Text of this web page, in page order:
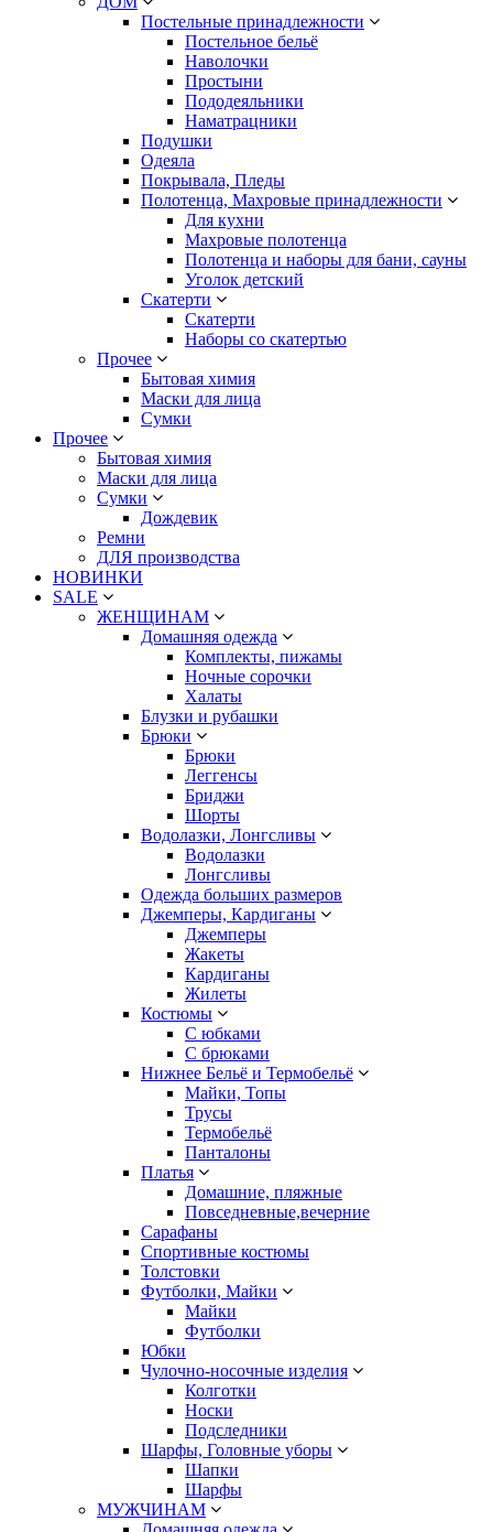
Постельные принадлежности
Постельное бельё
Наволочки
Простыни
Пододеяльники
Наматрацники
Подушки
Одеяла
Покрывала, Пледы
Полотенца, Махровые принадлежности
Для кухни
Махровые полотенца
Полотенца и наборы для бани, сауны
Уголок детский
Скатерти
Скатерти
Наборы со скатертью
Прочее
Бытовая химия
Маски для лица
Сумки
Прочее
Бытовая химия
Маски для лица
Сумки
Дождевик
Ремни
ДЛЯ производства
НОВИНКИ
SALE
ЖЕНЩИНАМ
Домашняя одежда
Комплекты, пижамы
Ночные сорочки
Халаты
Блузки и рубашки
Брюки
Брюки
Леггенсы
Бриджи
Шорты
Водолазки, Лонгсливы
Водолазки
Лонгсливы
Одежда больших размеров
Джемперы, Кардиганы
Джемперы
Жакеты
Кардиганы
Жилеты
Костюмы
С юбками
С брюками
Нижнее Бельё и Термобельё
Майки, Топы
Трусы
Термобельё
Панталоны
Платья
Домашние, пляжные
Повседневные,вечерние
Сарафаны
Спортивные костюмы
Толстовки
Футболки, Майки
Майки
Футболки
Юбки
Чулочно-носочные изделия
Колготки
Носки
Подследники
Шарфы, Головные уборы
Шапки
Шарфы
МУЖЧИНАМ